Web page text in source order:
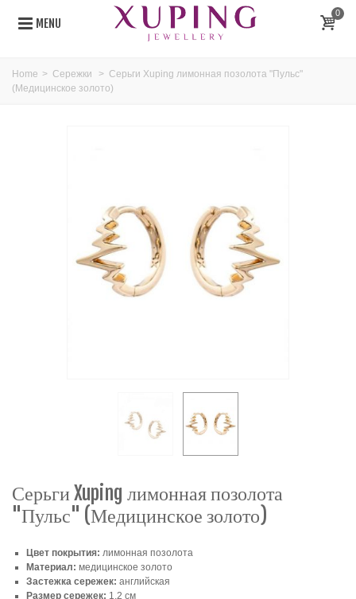
MENU
0
Home > Сережки > Серьги Xuping лимонная позолота "Пульс"
(Медицинское золото)
Серьги Xuping лимонная позолота
"Пульс" (Медицинское золото)
Цвет покрытия: лимонная позолота
Материал: медицинское золото
Застежка сережек: английская
Размер сережек: 1,2 см